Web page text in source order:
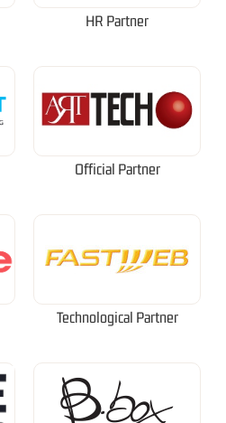
HR Partner
Official Partner
Technological Partner